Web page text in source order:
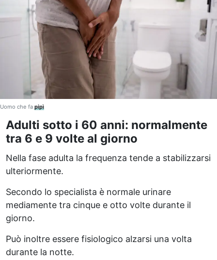
Uomo che fa pipì
Adulti sotto i 60 anni: normalmente
tra 6 e 9 volte al giorno
Nella fase adulta la frequenza tende a stabilizzarsi
ulteriormente.
Secondo lo specialista è normale urinare
mediamente tra cinque e otto volte durante il
giorno.
Può inoltre essere fisiologico alzarsi una volta
durante la notte.